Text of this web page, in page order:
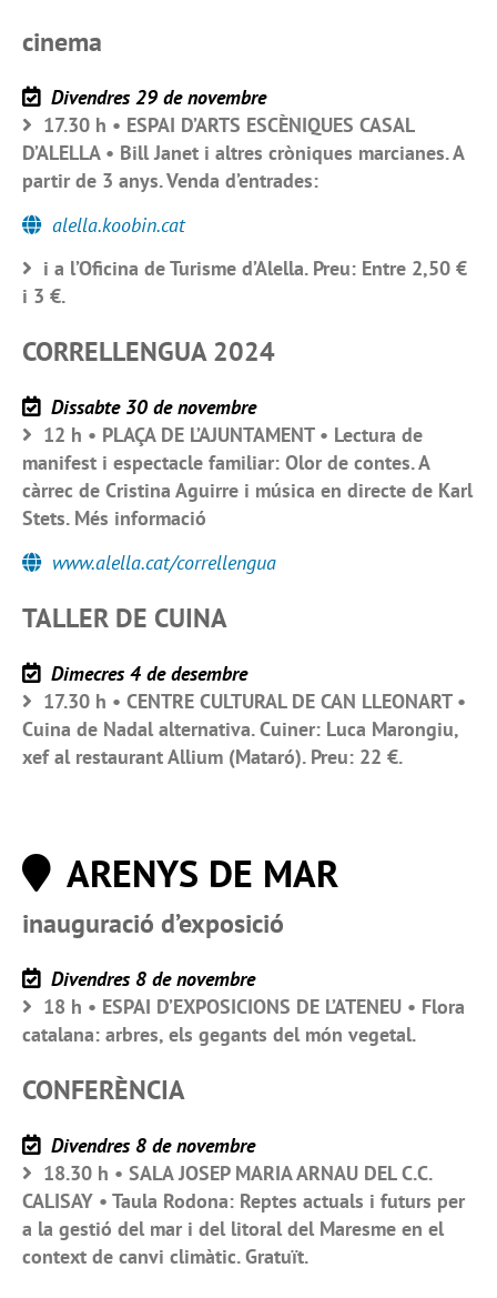
cinema
Divendres 29 de novembre
17.30 h • ESPAI D’ARTS ESCÈNIQUES CASAL
D’ALELLA • Bill Janet i altres cròniques marcianes. A
partir de 3 anys. Venda d’entrades:
alella.koobin.cat
i a l’Oficina de Turisme d’Alella. Preu: Entre 2,50 €
i 3 €.
CORRELLENGUA 2024
Dissabte 30 de novembre
12 h • PLAÇA DE L’AJUNTAMENT • Lectura de
manifest i espectacle familiar: Olor de contes. A
càrrec de Cristina Aguirre i música en directe de Karl
Stets. Més informació
www.alella.cat/correllengua
TALLER DE CUINA
Dimecres 4 de desembre
17.30 h • CENTRE CULTURAL DE CAN LLEONART •
Cuina de Nadal alternativa. Cuiner: Luca Marongiu,
xef al restaurant Allium (Mataró). Preu: 22 €.
ARENYS DE MAR
inauguració d’exposició
Divendres 8 de novembre
18 h • ESPAI D’EXPOSICIONS DE L’ATENEU • Flora
catalana: arbres, els gegants del món vegetal.
CONFERÈNCIA
Divendres 8 de novembre
18.30 h • SALA JOSEP MARIA ARNAU DEL C.C.
CALISAY • Taula Rodona: Reptes actuals i futurs per
a la gestió del mar i del litoral del Maresme en el
context de canvi climàtic. Gratuït.